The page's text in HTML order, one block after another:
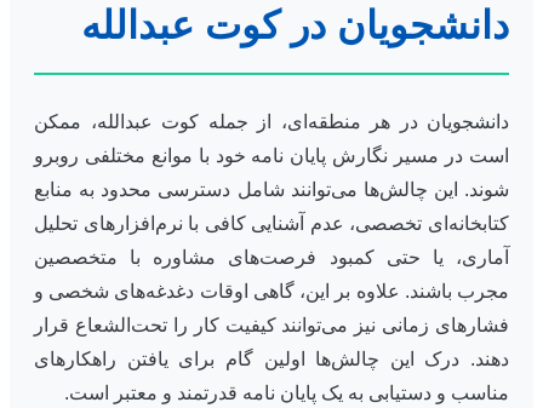
دانشجویان در کوت عبدالله
دانشجویان در هر منطقه‌ای، از جمله کوت عبدالله، ممکن
است در مسیر نگارش پایان نامه خود با موانع مختلفی روبرو
شوند. این چالش‌ها می‌توانند شامل دسترسی محدود به منابع
کتابخانه‌ای تخصصی، عدم آشنایی کافی با نرم‌افزارهای تحلیل
آماری، یا حتی کمبود فرصت‌های مشاوره با متخصصین
مجرب باشند. علاوه بر این، گاهی اوقات دغدغه‌های شخصی و
فشارهای زمانی نیز می‌توانند کیفیت کار را تحت‌الشعاع قرار
دهند. درک این چالش‌ها اولین گام برای یافتن راهکارهای
مناسب و دستیابی به یک پایان نامه قدرتمند و معتبر است.